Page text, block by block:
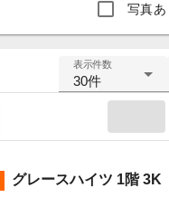
写真あ
表示件数
30件
グレースハイツ 1階 3K